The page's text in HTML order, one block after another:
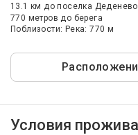
13.1 кмдо поселка Деденево
770 метров до берега
Поблизости: Река: 770 м
Условия